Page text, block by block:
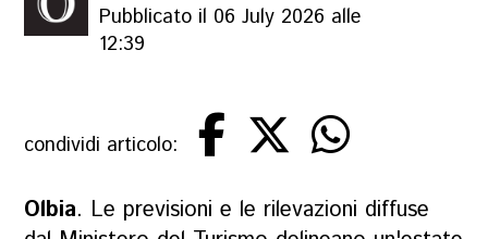
Pubblicato il 06 July 2026 alle
12:39
condividi articolo:
Olbia. Le previsioni e le rilevazioni diffuse